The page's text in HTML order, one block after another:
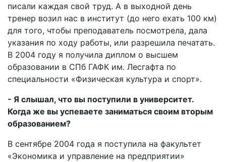
писали каждая свой труд. А в выходной день
тренер возил нас в институт (до него ехать 100 км)
для того, чтобы преподаватель посмотрела, дала
указания по ходу работы, или разрешила печатать.
В 2004 году я получила диплом о высшем
образовании в СПб ГАФК им. Лесгафта по
специальности «Физическая культура и спорт».
- Я слышал, что вы поступили в университет.
Когда же вы успеваете заниматься своим вторым
образованием?
В сентябре 2004 года я поступила на факультет
«Экономика и управление на предприятии»